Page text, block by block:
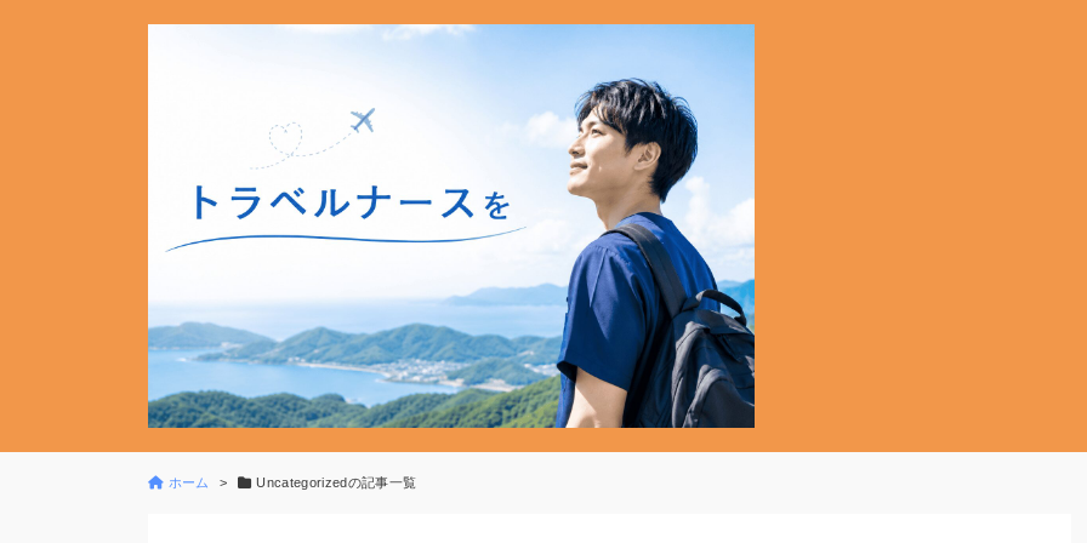
ホーム Uncategorizedの記事一覧